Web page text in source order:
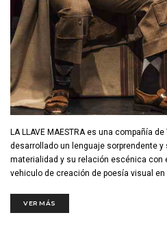
LA LLAVE MAESTRA es una compañía
desarrollado un lenguaje sorprendente y
materialidad y su relación escénica con
vehiculo de creación de poesía visual
VER MÁS